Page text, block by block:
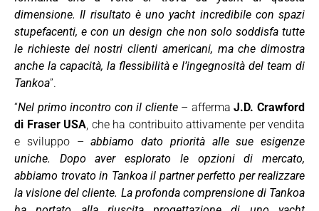
dimensione. Il risultato è uno yacht incredibile con spazi
stupefacenti, e con un design che non solo soddisfa tutte
le richieste dei nostri clienti americani, ma che dimostra
anche la capacità, la flessibilità e l’ingegnosità del team di
Tankoa”.
“Nel primo incontro con il cliente– affermaJ.D. Crawford
di Fraser USA, che ha contribuito attivamente per vendita
e sviluppo –abbiamo dato priorità alle sue esigenze
uniche. Dopo aver esplorato le opzioni di mercato,
abbiamo trovato in Tankoa il partner perfetto per realizzare
la visione del cliente. La profonda comprensione di Tankoa